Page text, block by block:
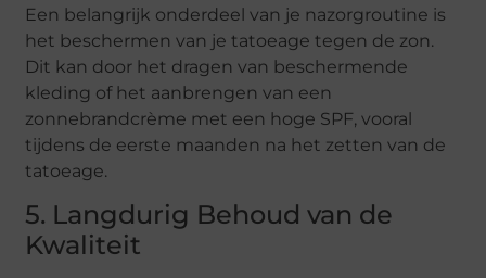
Een belangrijk onderdeel van je nazorgroutine is
het beschermen van je tatoeage tegen de zon.
Dit kan door het dragen van beschermende
kleding of het aanbrengen van een
zonnebrandcrème met een hoge SPF, vooral
tijdens de eerste maanden na het zetten van de
tatoeage.
5. Langdurig Behoud van de
Kwaliteit